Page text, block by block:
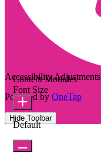
Accessibility Adjustments
Powered by OneTap
Hide Toolbar
Content Modules
Font Size
Default